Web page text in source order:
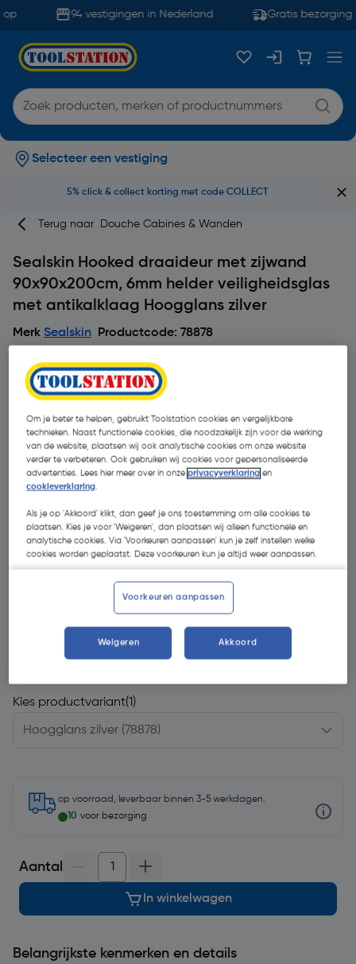
94 vestigingen in Nederland Gratis bezorging
Selecteer een vestiging
5% click & collect korting met code COLLECT
Terug naar Douche Cabines & Wanden
Sealskin Hooked draaideur met zijwand
90x90x200cm, 6mm helder veiligheidsglas
met antikalklaag Hoogglans zilver
Merk Sealskin Productcode: 78878
€ 439,00| Excl. btw € 362,81
Kies productvariant(1)
op voorraad, leverbaar binnen 3-5 werkdagen.
10 voor bezorging
Aantal
In winkelwagen
Belangrijkste kenmerken en details
Om je beter te helpen, gebruikt Toolstation cookies en vergelijkbare
technieken. Naast functionele cookies, die noodzakelijk zijn voor de werking
van de website, plaatsen wij ook analytische cookies om onze website
verder te verbeteren. Ook gebruiken wij cookies voor gepersonaliseerde
advertenties. Lees hier meer over in onzeprivacyverklaring en
cookieverklaring.
Als je op 'Akkoord' klikt, dan geef je ons toestemming om alle cookies te
plaatsen. Kies je voor 'Weigeren', dan plaatsen wij alleen functionele en
analytische cookies. Via 'Voorkeuren aanpassen' kun je zelf instellen welke
cookies worden geplaatst. Deze voorkeuren kun je altijd weer aanpassen.
Voorkeuren aanpassen
Weigeren Akkoord